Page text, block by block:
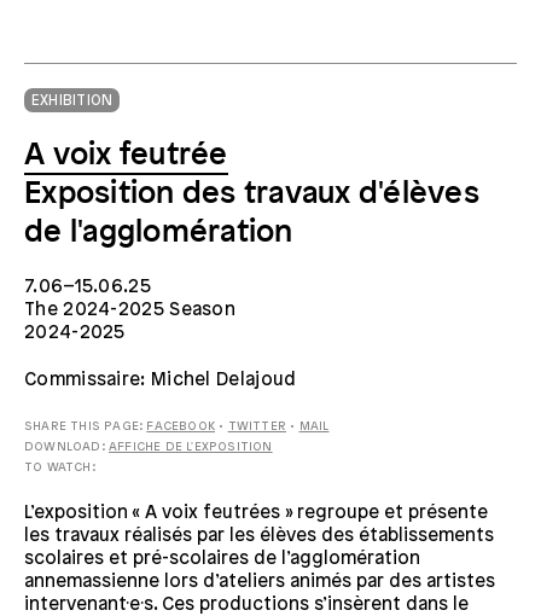
EXHIBITION
A voix feutrée
Exposition des travaux d'élèves
de l'agglomération
7.06–15.06.25
The 2024-2025 Season
2024-2025
Commissaire: Michel Delajoud
SHARE THIS PAGE: FACEBOOK • TWITTER •
MAIL
DOWNLOAD: AFFICHE DE L'EXPOSITION
TO WATCH:
L’exposition « A voix feutrées » regroupe et présente
les travaux réalisés par les élèves des établissements
scolaires et pré-scolaires de l’agglomération
annemassienne lors d’ateliers animés par des artistes
intervenant·e·s. Ces productions s’insèrent dans le